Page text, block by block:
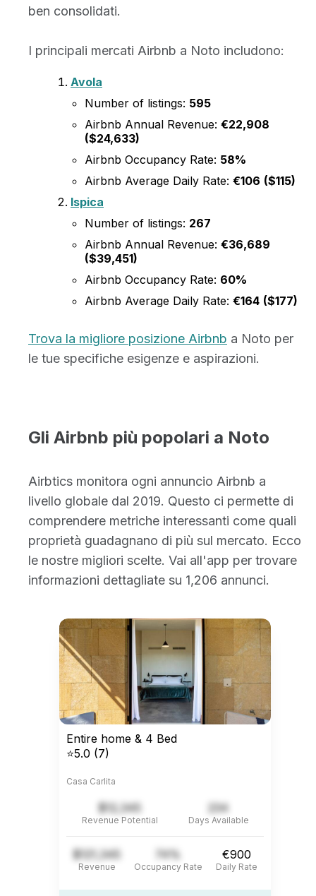
ben consolidati.
I principali mercati Airbnb a Noto includono:
Avola
Number of listings: 595
Airbnb Annual Revenue: €22,908
($24,633)
Airbnb Occupancy Rate: 58%
Airbnb Average Daily Rate: €106 ($115)
Ispica
Number of listings: 267
Airbnb Annual Revenue: €36,689
($39,451)
Airbnb Occupancy Rate: 60%
Airbnb Average Daily Rate: €164 ($177)
Trova la migliore posizione Airbnb a Noto per
le tue specifiche esigenze e aspirazioni.
Gli Airbnb più popolari a Noto
Airbtics monitora ogni annuncio Airbnb a
livello globale dal 2019. Questo ci permette di
comprendere metriche interessanti come quali
proprietà guadagnano di più sul mercato. Ecco
le nostre migliori scelte. Vai all'app per trovare
informazioni dettagliate su 1,206 annunci.
Entire home & 4 Bed
⭐5.0 (7)
Casa Carlita
$12,345
Revenue Potential
234
Days Available
$121,345
Revenue
74%
Occupancy Rate
€900
Daily Rate